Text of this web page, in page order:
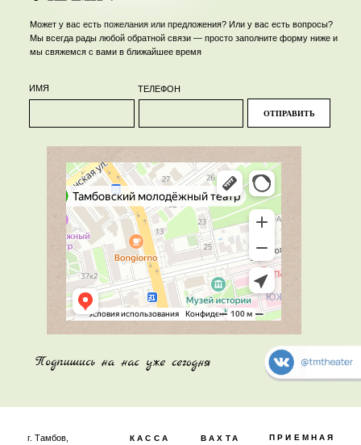
Может у вас есть пожелания или предложения? Или у вас есть вопросы?
Мы всегда рады любой обратной связи — просто заполните форму ниже и
мы свяжемся с вами в ближайшее время
ИМЯ ТЕЛЕФОН
ОТПРАВИТЬ
ВАХТА ПРИЕМНАЯ
г. Тамбов, КАССА